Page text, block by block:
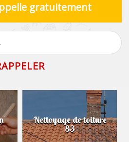
gratuitement
Nettoyage de toiture
83